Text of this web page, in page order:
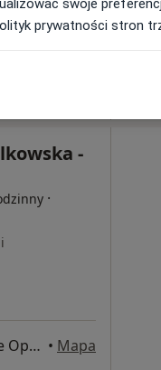
-
·
ul. Powstańców Śląskich 9, Strzelce Opolskie • Mapa
swoje
prywatności stron